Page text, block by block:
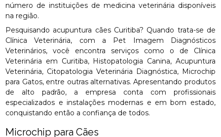
número de instituições de medicina veterinária disponíveis
na região.
Pesquisando acupuntura cães Curitiba? Quando trata-se de
Clínica Veterinária, com a Pet Imagem Diagnósticos
Veterinários, você encontra serviços como o de Clínica
Veterinária em Curitiba, Histopatologia Canina, Acupuntura
Veterinária, Citopatologia Veterinária Diagnóstica, Microchip
para Gatos, entre outras alternativas. Apresentando produtos
de alto padrão, a empresa conta com profissionais
especializados e instalações modernas e em bom estado,
conquistando então a confiança de todos.
Microchip para Cães